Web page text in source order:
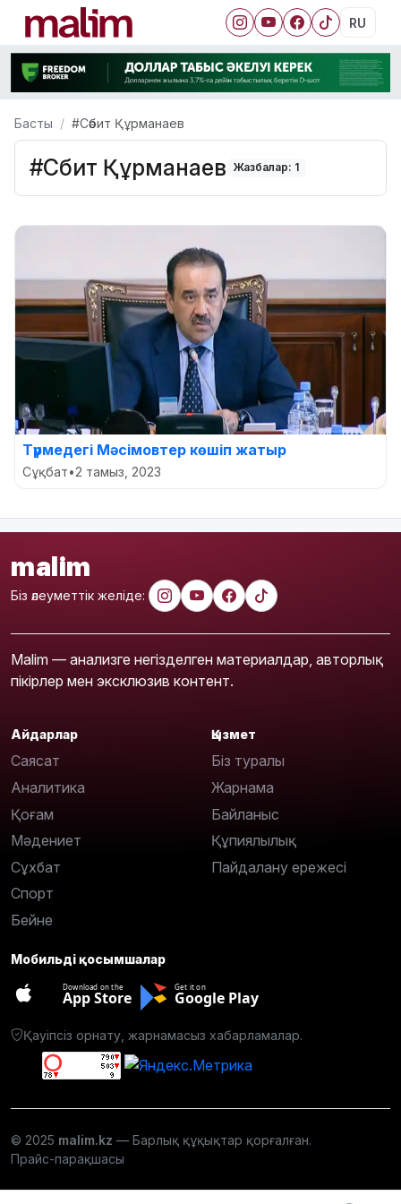
RU
Басты #Сәбит Құрманаев
#Сәбит Құрманаев Жазбалар: 1
Түрмедегі Мәсімовтер көшіп жатыр
Сұқбат•2 тамыз, 2023
malim
Біз әлеуметтік желіде:
Malim — анализге негізделген материалдар, авторлық
пікірлер мен эксклюзив контент.
Айдарлар
Саясат
Аналитика
Қоғам
Мәдениет
Сұхбат
Спорт
Бейне
Қызмет
Біз туралы
Жарнама
Байланыс
Құпиялылық
Пайдалану ережесі
Мобильді қосымшалар
Download on the
App Store
Get it on
Google Play
Қауіпсіз орнату, жарнамасыз хабарламалар.
© 2025 malim.kz — Барлық құқықтар қорғалған.
Прайс-парақшасы